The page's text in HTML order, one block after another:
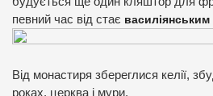
певний час від стає
Від монастиря збереглися келії,
роках, церква і мури.